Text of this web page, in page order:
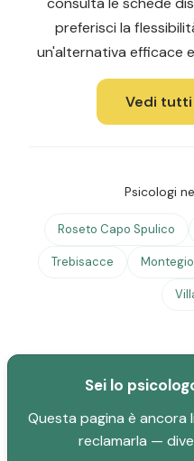
preferisci la
un'alternativa efficace
Vedi tutti
Psicologi
Roseto Capo Spulico
Trebisacce
Sei lo
Questa pagina è ancora
reclamarla —